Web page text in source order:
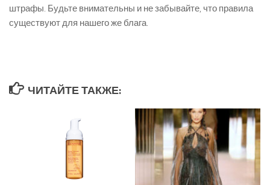
штрафы. Будьте внимательны и не забывайте, что правила
существуют для нашего же блага.
ЧИТАЙТЕ ТАКЖЕ: